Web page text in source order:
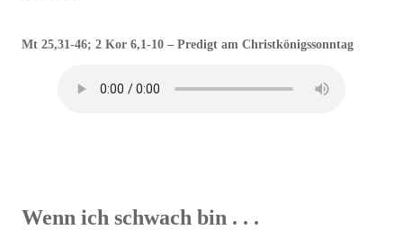
Mt 25,31-46; 2 Kor 6,1-10 – Predigt am Christkönigssonntag
Wenn ich schwach bin . . .